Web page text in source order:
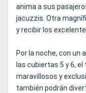
anima a sus
jacuzzis. Otra
y recibir los
Por la noche, con un
las cubiertas 5 y 6,
maravillosos y
también podrán